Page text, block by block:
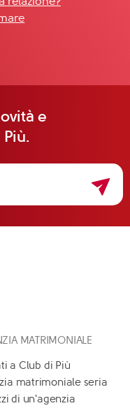
e
MATRIMONIALE
a Club di Più
matrimoniale seria
di un'agenzia